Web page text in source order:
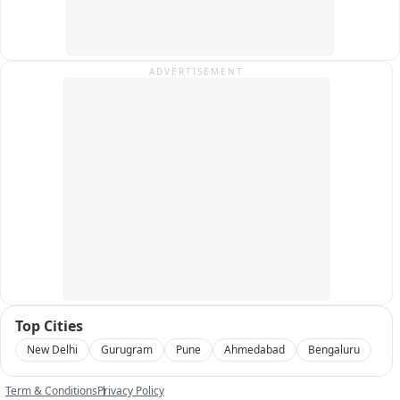
हज़ारों करोड़ों का घोटाला हुआ
अगर सही से काम हुआ होता तो इसी रिपोर्ट में कई पैसा सरकार का बच
ADVERTISEMENT
Top Cities
New Delhi Gurugram Pune Ahmedabad Bengaluru
Term & ConditionsPrivacy Policy